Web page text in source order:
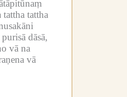
tattha tattha
dāsā,
vā na
vā